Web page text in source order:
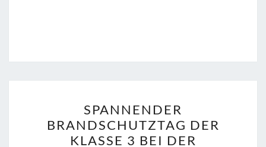
BRANDSCHUTZTAG
DER
SPANNENDER
BRANDSCHUTZTAG DER
KLASSE 3 BEI DER